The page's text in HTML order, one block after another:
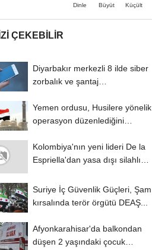
Dinle Büyüt Küçült
ÇEKEBILIR
Diyarbakır merkezli 8 ilde siber
zorbalık ve şantaj
Yemen ordusu, Husilere yönelik
operasyon düzenlediğini
Kolombiya'nın yeni lideri De la
Espriella'dan yasa dışı silahlı
Suriye İç Güvenlik Güçleri, Şam
kırsalında terör örgütü DEAŞ...
Afyonkarahisar'da balkondan
düşen 2 yaşındaki çocuk